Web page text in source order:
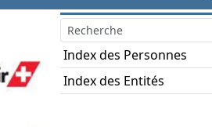
Index des Personnes
Index des Entités